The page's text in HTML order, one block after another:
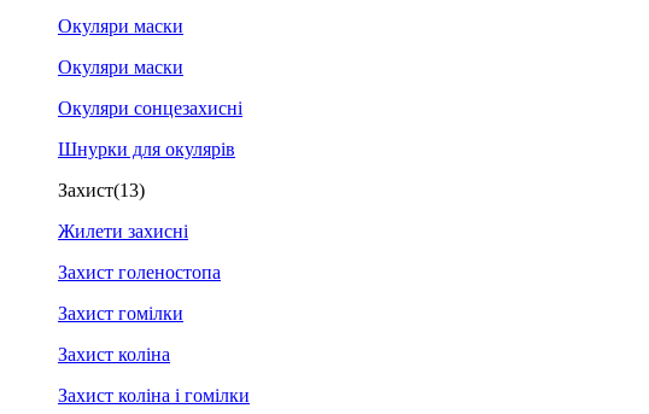
Окуляри маски
Окуляри маски
Окуляри сонцезахисні
Шнурки для окулярів
Захист(13)
Жилети захисні
Захист голеностопа
Захист гомілки
Захист коліна
Захист коліна і гомілки